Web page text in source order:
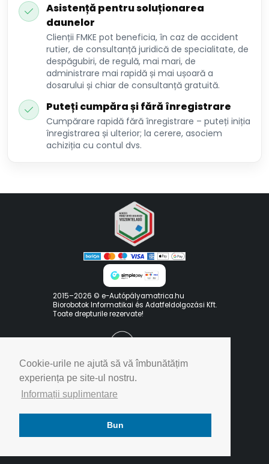
Cookie-urile ne ajută să vă îmbunătățim
experiența pe site-ul nostru.
Informații suplimentare
Bun
Asistență pentru soluționarea
daunelor
Clienții FMKE pot beneficia, în caz de accident
rutier, de consultanță juridică de specialitate, de
despăgubiri, de regulă, mai mari, de
administrare mai rapidă și mai ușoară a
dosarului și chiar de consultanță gratuită.
Puteți cumpăra și fără înregistrare
Cumpărare rapidă fără înregistrare – puteți iniția
înregistrarea și ulterior; la cerere, asociem
achiziția cu contul dvs.
2015–2026 © e-Autópályamatrica.hu
Biorobotok Informatikai és Adatfeldolgozási Kft.
Toate drepturile rezervate!
Politica noastră de confidențialitate